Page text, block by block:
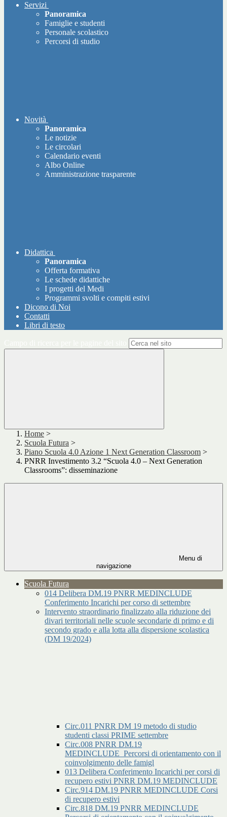
Servizi
Panoramica
Famiglie e studenti
Personale scolastico
Percorsi di studio
Novità
Panoramica
Le notizie
Le circolari
Calendario eventi
Albo Online
Amministrazione trasparente
Didattica
Panoramica
Offerta formativa
Le schede didattiche
I progetti del Medi
Programmi svolti e compiti estivi
Dicono di Noi
Contatti
Libri di testo
Home >
Scuola Futura >
Piano Scuola 4.0 Azione 1 Next Generation Classroom >
PNRR Investimento 3.2 “Scuola 4.0 – Next Generation
Classrooms”: disseminazione
Menu di
navigazione
Scuola Futura
014 Delibera DM.19 PNRR MEDINCLUDE
Conferimento Incarichi per corso di settembre
Intervento straordinario finalizzato alla riduzione dei
divari territoriali nelle scuole secondarie di primo e di
secondo grado e alla lotta alla dispersione scolastica
(DM 19/2024)
Circ.011 PNRR DM 19 metodo di studio
studenti classi PRIME settembre
Circ.008 PNRR DM.19
MEDINCLUDE_Percorsi di orientamento con il
coinvolgimento delle famigl
013 Delibera Conferimento Incarichi per corsi di
recupero estivi PNRR DM.19 MEDINCLUDE
Circ.914 DM.19 PNRR MEDINCLUDE Corsi
di recupero estivi
Circ.818 DM.19 PNRR MEDINCLUDE